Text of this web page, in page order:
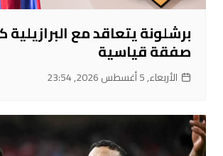
برشلونة يتعاقد مع البرازيلية
صفقة قياسية
الأربعاء, 5 أغسطس 2026, 23:54